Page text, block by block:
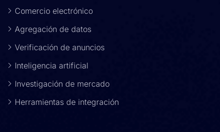
Comercio electrónico
Agregación de datos
Verificación de anuncios
Inteligencia artificial
Investigación de mercado
Herramientas de integración